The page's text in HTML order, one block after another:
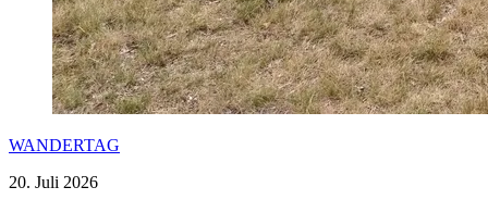
WANDERTAG
20. Juli 2026